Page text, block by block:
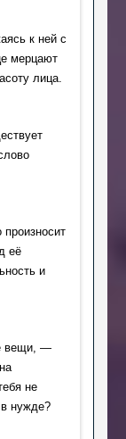
к ней с
мерцают
лица.
её
и
вещи, —
не
нужде?